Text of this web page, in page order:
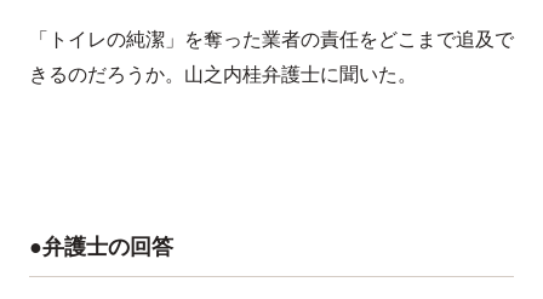
「トイレの純潔」を奪った業者の責任をどこまで追及で
きるのだろうか。山之内桂弁護士に聞いた。
●弁護士の回答